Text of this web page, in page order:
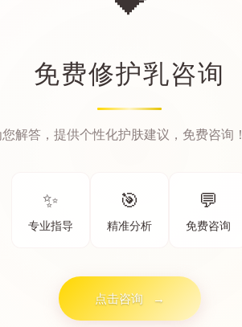
免费修护乳咨询
解答，提供个性化护肤建议，免费咨询！
✨
专业指导
🎯
精准分析
💬
免费咨询
点击咨询 →